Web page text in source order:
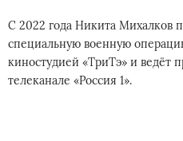
С 2022 года Никита Михалков
специальную военную
киностудией «ТриТэ» и ведёт
телеканале «Россия 1».